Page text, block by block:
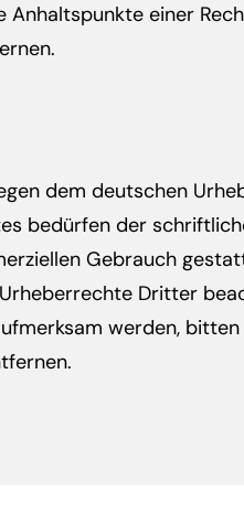
einer
dem deutschen
bedürfen der
Gebrauch
Dritter
werden,